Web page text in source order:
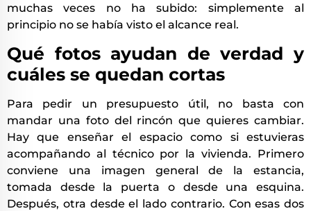
muchas veces no ha subido: simplemente al
principio no se había visto el alcance real.
Qué fotos ayudan de verdad y
cuáles se quedan cortas
Para pedir un presupuesto útil, no basta con
mandar una foto del rincón que quieres cambiar.
Hay que enseñar el espacio como si estuvieras
acompañando al técnico por la vivienda. Primero
conviene una imagen general de la estancia,
tomada desde la puerta o desde una esquina.
Después, otra desde el lado contrario. Con esas dos